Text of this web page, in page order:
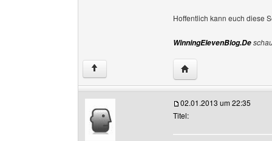
Hoffentlich kann euch diese
WinningElevenBlog.De
↑ Website dieses
02.01.2013 um 22:35
Titel: